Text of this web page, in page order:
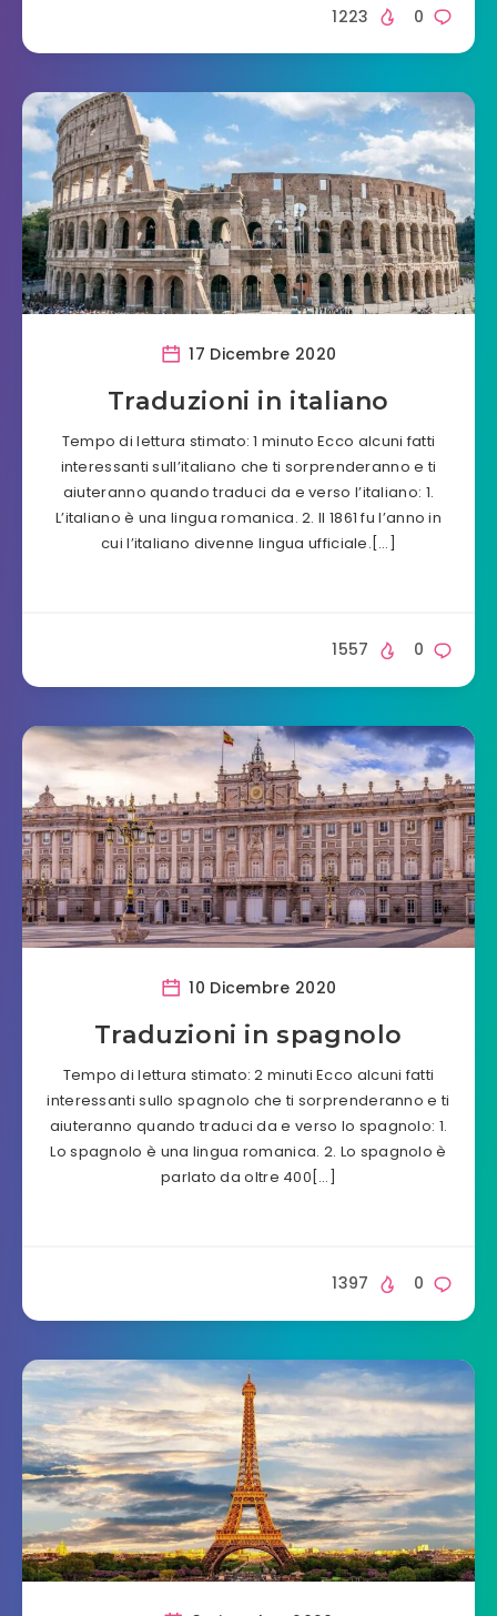
0
1223
17 Dicembre 2020
Traduzioni in italiano
Tempo di lettura stimato: 1 minuto Ecco alcuni fatti
interessanti sull’italiano che ti sorprenderanno e ti
aiuteranno quando traduci da e verso l’italiano: 1.
L’italiano è una lingua romanica. 2. Il 1861 fu l’anno in
cui l’italiano divenne lingua ufficiale.[…]
0
1557
10 Dicembre 2020
Traduzioni in spagnolo
Tempo di lettura stimato: 2 minuti Ecco alcuni fatti
interessanti sullo spagnolo che ti sorprenderanno e ti
aiuteranno quando traduci da e verso lo spagnolo: 1.
Lo spagnolo è una lingua romanica. 2. Lo spagnolo è
parlato da oltre 400[…]
0
1397